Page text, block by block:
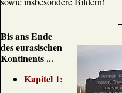
Bis ans Ende
des eurasischen
Kontinents ...
Kapitel 1: